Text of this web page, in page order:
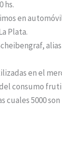
hs.
en
Plata.
alias
en el
consumo
cuales 5000